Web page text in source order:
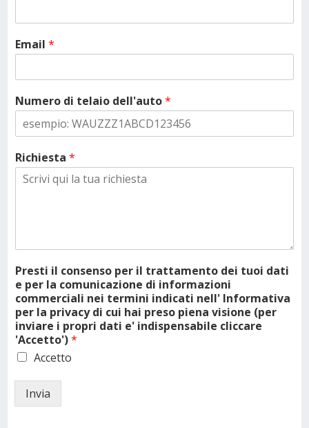
Email*
Numero di telaio dell'auto*
Richiesta*
Presti il consenso per il trattamento dei tuoi dati
e per la comunicazione di informazioni
commerciali nei termini indicati nell' Informativa
per la privacy di cui hai preso piena visione (per
inviare i propri dati e' indispensabile cliccare
'Accetto')*
Accetto
Invia